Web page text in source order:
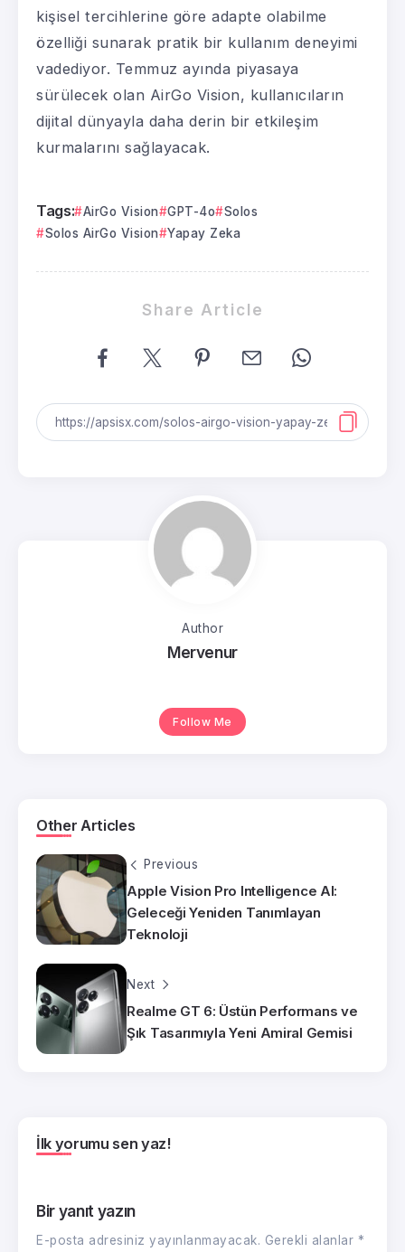
kişisel tercihlerine göre adapte olabilme
özelliği sunarak pratik bir kullanım deneyimi
vadediyor. Temmuz ayında piyasaya
sürülecek olan AirGo Vision, kullanıcıların
dijital dünyayla daha derin bir etkileşim
kurmalarını sağlayacak.
Tags: AirGo Vision GPT-4o
Solos
Solos AirGo Vision
Yapay Zeka
Share Article
Author
Mervenur
Follow Me
Other Articles
Previous
Apple Vision Pro Intelligence AI:
Geleceği Yeniden Tanımlayan
Teknoloji
Next
Realme GT 6: Üstün Performans ve
Şık Tasarımıyla Yeni Amiral Gemisi
İlk yorumu sen yaz!
Bir yanıt yazın
E-posta adresiniz yayınlanmayacak. Gerekli alanlar *